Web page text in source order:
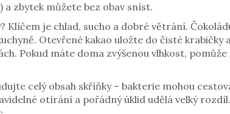
zbytek můžete bez obav sníst.
Klíčem je chlad, sucho a dobré větrání.
Otevřené kakao uložte do čisté krabičky
Pokud máte doma zvýšenou vlhkost,
celý obsah skříňky – bakterie mohou
otírání a pořádný úklid udělá velký